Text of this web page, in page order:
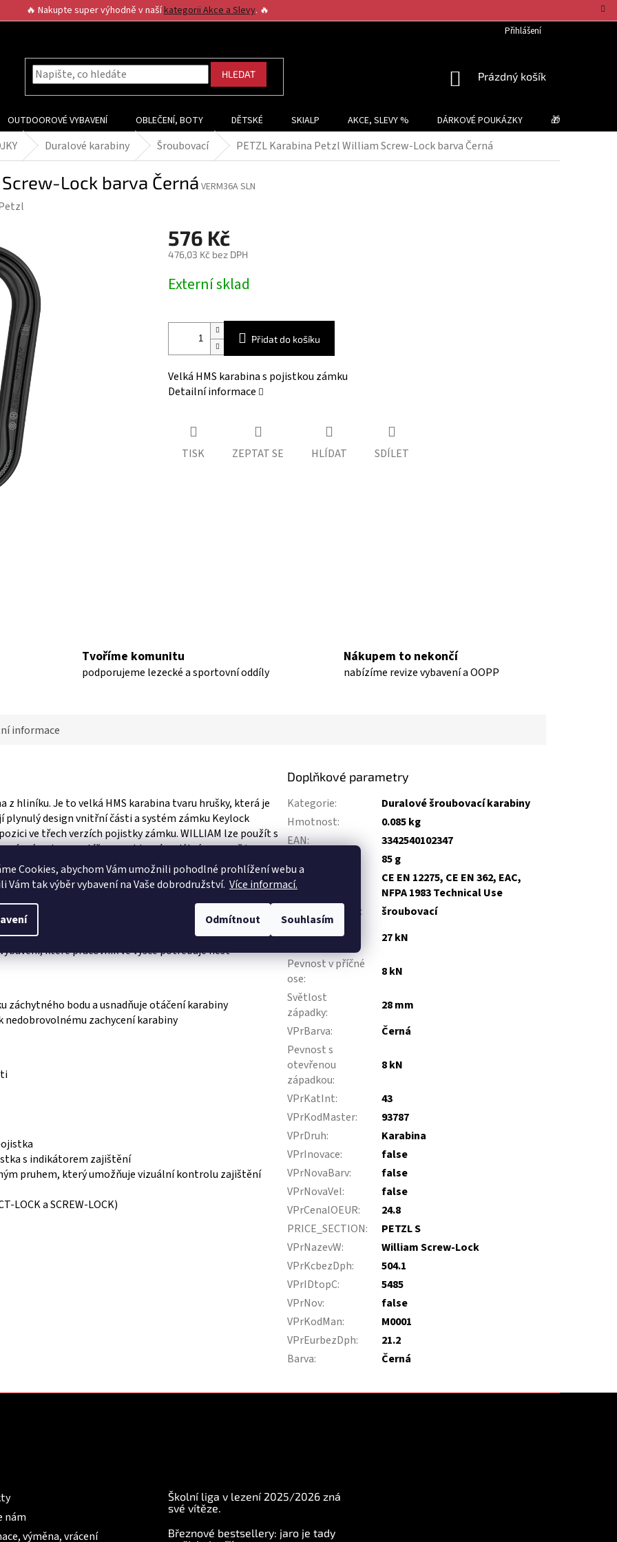
Cookies, abychom Vámumožnili pohodlné prohlížení webu a
Vám tak výběr vybavení na Vaše dobrodružství. Více informací.
Odmítnout Souhlasím
🔥 Nakupte super výhodně v našíkategorii Akce a Slevy. 🔥
Přihlášení
HLEDAT
NÁKUPNÍ
Prázdný košík
OUTDOOROVÉ VYBAVENÍ OBLEČENÍ, BOTY DĚTSKÉ SKIALP AKCE, SLEVY % DÁRKOVÉ POUKÁZKY 🎁 TIPY NA
Duralové karabiny Šroubovací PETZL Karabina Petzl William Screw-Lock barva Černá
Lock barva Černá VERM36A SLN
576 Kč
476,03 Kč bez DPH
cena:
Externí sklad
Přidat do košíku
Velká HMS karabina s pojistkou zámku
Detailní informace
TISK ZEPTAT SE HLÍDAT SDÍLET
Tvoříme komunitu
podporujeme lezecké a sportovní oddíly
Nákupem to nekončí
nabízíme revize vybavení a OOPP
informace
z hliníku. Je to velká HMS karabina tvaru hrušky, která je
design vnitřní části a systém zámku Keylock
ve třech verzích pojistky zámku. WILLIAM lze použít s
poloze, zatíženou v hlavní podélné ose, což je
pro imrpvizovaný sestup
které pracovník ve výšce potřebuje nést
záchytného bodu a usnadňuje otáčení karabiny
nedobrovolnému zachycení karabiny
s indikátorem zajištění
pruhem, který umožňuje vizuální kontrolu zajištění
LOCK a SCREW-LOCK)
Doplňkové parametry
Kategorie:
Duralové šroubovací karabiny
Hmotnost:
0.085 kg
EAN:
3342540102347
85 g
Certifikace
CE EN 12275, CE EN 362, EAC,
NFPA 1983 Technical Use
Pojistka zámku :
šroubovací
27 kN
Pevnost v příčné
ose:
8 kN
Světlost
západky:
28 mm
VPrBarva:
Černá
Pevnost s
otevřenou
západkou:
8 kN
VPrKatInt:
43
VPrKodMaster:
93787
VPrDruh:
Karabina
VPrInovace:
false
VPrNovaBarv:
false
VPrNovaVel:
false
VPrCenaIOEUR:
24.8
PRICE_SECTION:
PETZL S
VPrNazevW:
William Screw-Lock
VPrKcbezDph:
504.1
VPrIDtopC:
5485
VPrNov:
false
VPrKodMan:
M0001
VPrEurbezDph:
21.2
Barva: Černá
nám
výměna, vrácení
Školní liga v lezení 2025/2026 zná
své vítěze.
Březnové bestsellery: jaro je tady